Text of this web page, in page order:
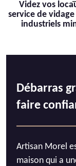
Videz vos
service de
industriels
Débarras
faire
Artisan Morel
maison qui a